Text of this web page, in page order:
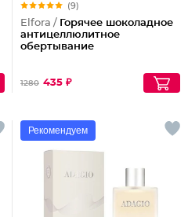
(9)
Elfora / Горячее шоколадное
антицеллюлитное
обертывание
1280 435 ₽
Рекомендуем